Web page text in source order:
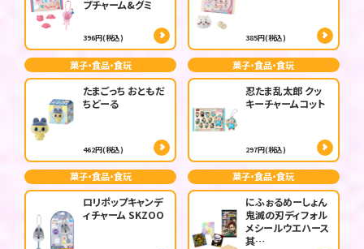
プチャーム&グミ
396円(税込) 385円(税込)
菓子・食品・食玩
たまごっち おともだ
ちどーる
462円(税込)
菓子・食品・食玩
忍たま乱太郎 クッ
キーチャームコット
297円(税込)
菓子・食品・食玩
ロリポップキャンデ
ィチャーム SKZOO
菓子・食品・食玩
にふぉるめーしょん
鬼滅の刃ディフォル
メシールウエハース
其…